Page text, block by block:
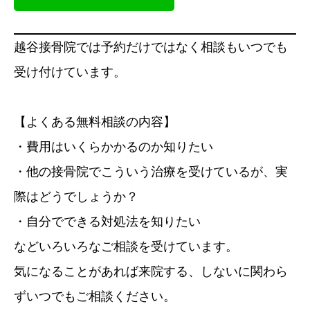
越谷接骨院では予約だけではなく相談もいつでも
受け付けています。
【よくある無料相談の内容】
・費用はいくらかかるのか知りたい
・他の接骨院でこういう治療を受けているが、実
際はどうでしょうか？
・自分でできる対処法を知りたい
などいろいろなご相談を受けています。
気になることがあれば来院する、しないに関わら
ずいつでもご相談ください。